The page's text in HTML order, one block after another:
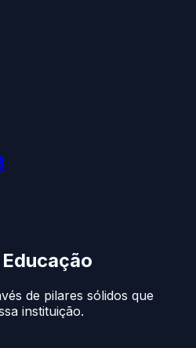
de pilares sólidos que
instituição.